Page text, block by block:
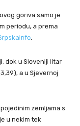
goriva samo je
periodu, a prema
dok u Sloveniji litar
a u Sjevernoj
zemljama s
u nekim tek